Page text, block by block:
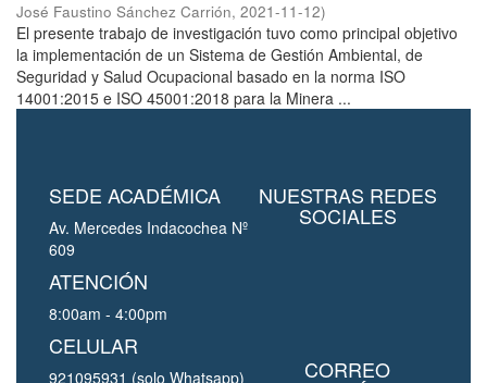
José Faustino Sánchez Carrión, 2021-11-12)
El presente trabajo de investigación tuvo como principal objetivo
la implementación de un Sistema de Gestión Ambiental, de
Seguridad y Salud Ocupacional basado en la norma ISO
14001:2015 e ISO 45001:2018 para la Minera ...
SEDE ACADÉMICA
Av. Mercedes Indacochea Nº
609
ATENCIÓN
8:00am - 4:00pm
CELULAR
921095931 (solo Whatsapp)
NUESTRAS REDES
SOCIALES
CORREO